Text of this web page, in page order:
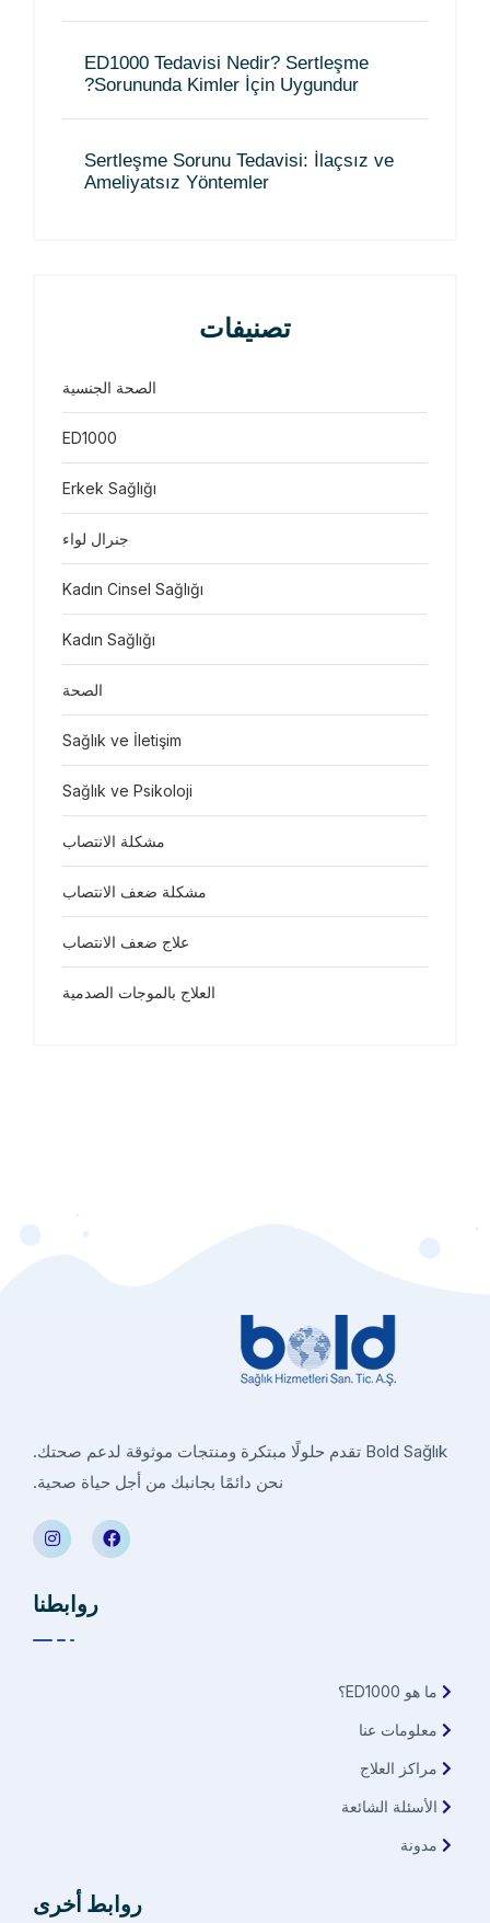
ED1000 Tedavisi Nedir? Sertleşme
Sorununda Kimler İçin Uygundur?
Sertleşme Sorunu Tedavisi: İlaçsız ve
Ameliyatsız Yöntemler
تصنيفات
الصحة الجنسية
ED1000
Erkek Sağlığı
جنرال لواء
Kadın Cinsel Sağlığı
Kadın Sağlığı
Sağlık ve İletişim
Sağlık ve Psikoloji
مشكلة الانتصاب
مشكلة ضعف الانتصاب
علاج ضعف الانتصاب
العلاج بالموجات الصدمية
Bold Sağlık تقدم حلولًا مبتكرة ومنتجات موثوقة لدعم صحتك.
نحن دائمًا بجانبك من أجل حياة صحية.
روابطنا
ما هو ED1000؟
معلومات عنا
مراكز العلاج
الأسئلة الشائعة
مدونة
روابط أخرى